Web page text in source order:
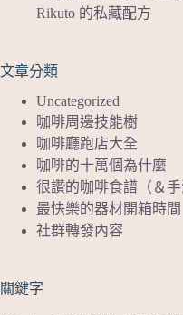
Rikuto 的私藏配方
文章分類
Uncategorized
咖啡周邊技能樹
咖啡廳跑店大全
咖啡的十萬個為什麼
很讚的咖啡食譜（＆手
最快樂的器材開箱時間
社群轉發內容
關鍵字